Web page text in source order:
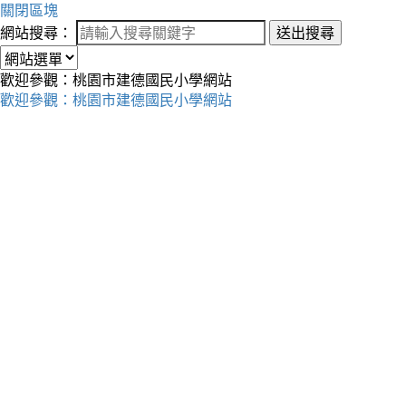
關閉區塊
網站搜尋：
送出搜尋
歡迎參觀：桃園市建德國民小學網站
歡迎參觀：桃園市建德國民小學網站